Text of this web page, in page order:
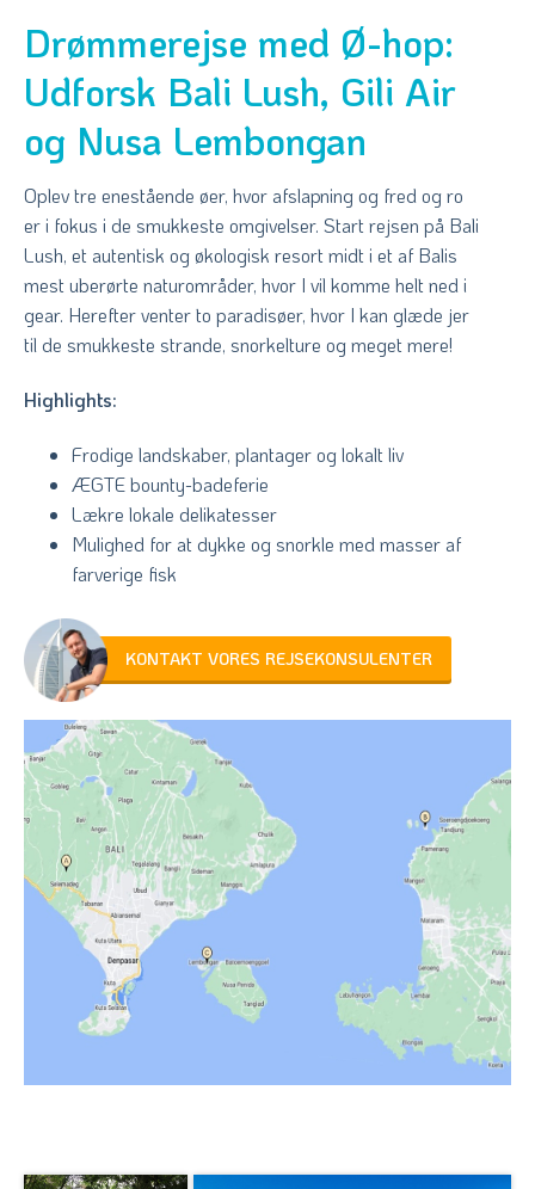
Drømmerejse med Ø-hop:
Udforsk Bali Lush, Gili Air
og Nusa Lembongan
Oplev tre enestående øer, hvor afslapning og fred og ro
er i fokus i de smukkeste omgivelser. Start rejsen på Bali
Lush, et autentisk og økologisk resort midt i et af Balis
mest uberørte naturområder, hvor I vil komme helt ned i
gear. Herefter venter to paradisøer, hvor I kan glæde jer
til de smukkeste strande, snorkelture og meget mere!
Highlights:
Frodige landskaber, plantager og lokalt liv
ÆGTE bounty-badeferie
Lækre lokale delikatesser
Mulighed for at dykke og snorkle med masser af
farverige fisk
KONTAKT VORES REJSEKONSULENTER